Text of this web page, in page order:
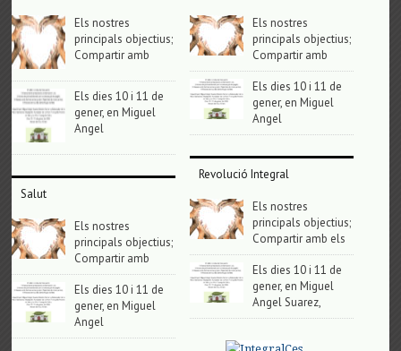
Els nostres
principals objectius;
Compartir amb
Els dies 10 i 11 de
gener, en Miguel
Angel
Salut
Els nostres
principals objectius;
Compartir amb
Els dies 10 i 11 de
gener, en Miguel
Angel
Els nostres
principals objectius;
Compartir amb
Els dies 10 i 11 de
gener, en Miguel
Angel
Revolució Integral
Els nostres
principals objectius;
Compartir amb els
Els dies 10 i 11 de
gener, en Miguel
Angel Suarez,